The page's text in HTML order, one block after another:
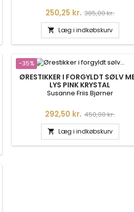
Pris
250,25 kr. Normalpris
385,00 kr.
 Læg i indkøbskurv
-35%
ØRESTIKKER I FORGYLDT SØLV
LYS PINK KRYSTAL
Susanne Friis Bjørner
Pris
292,50 kr. Normalpris
450,00 kr.
 Læg i indkøbskurv